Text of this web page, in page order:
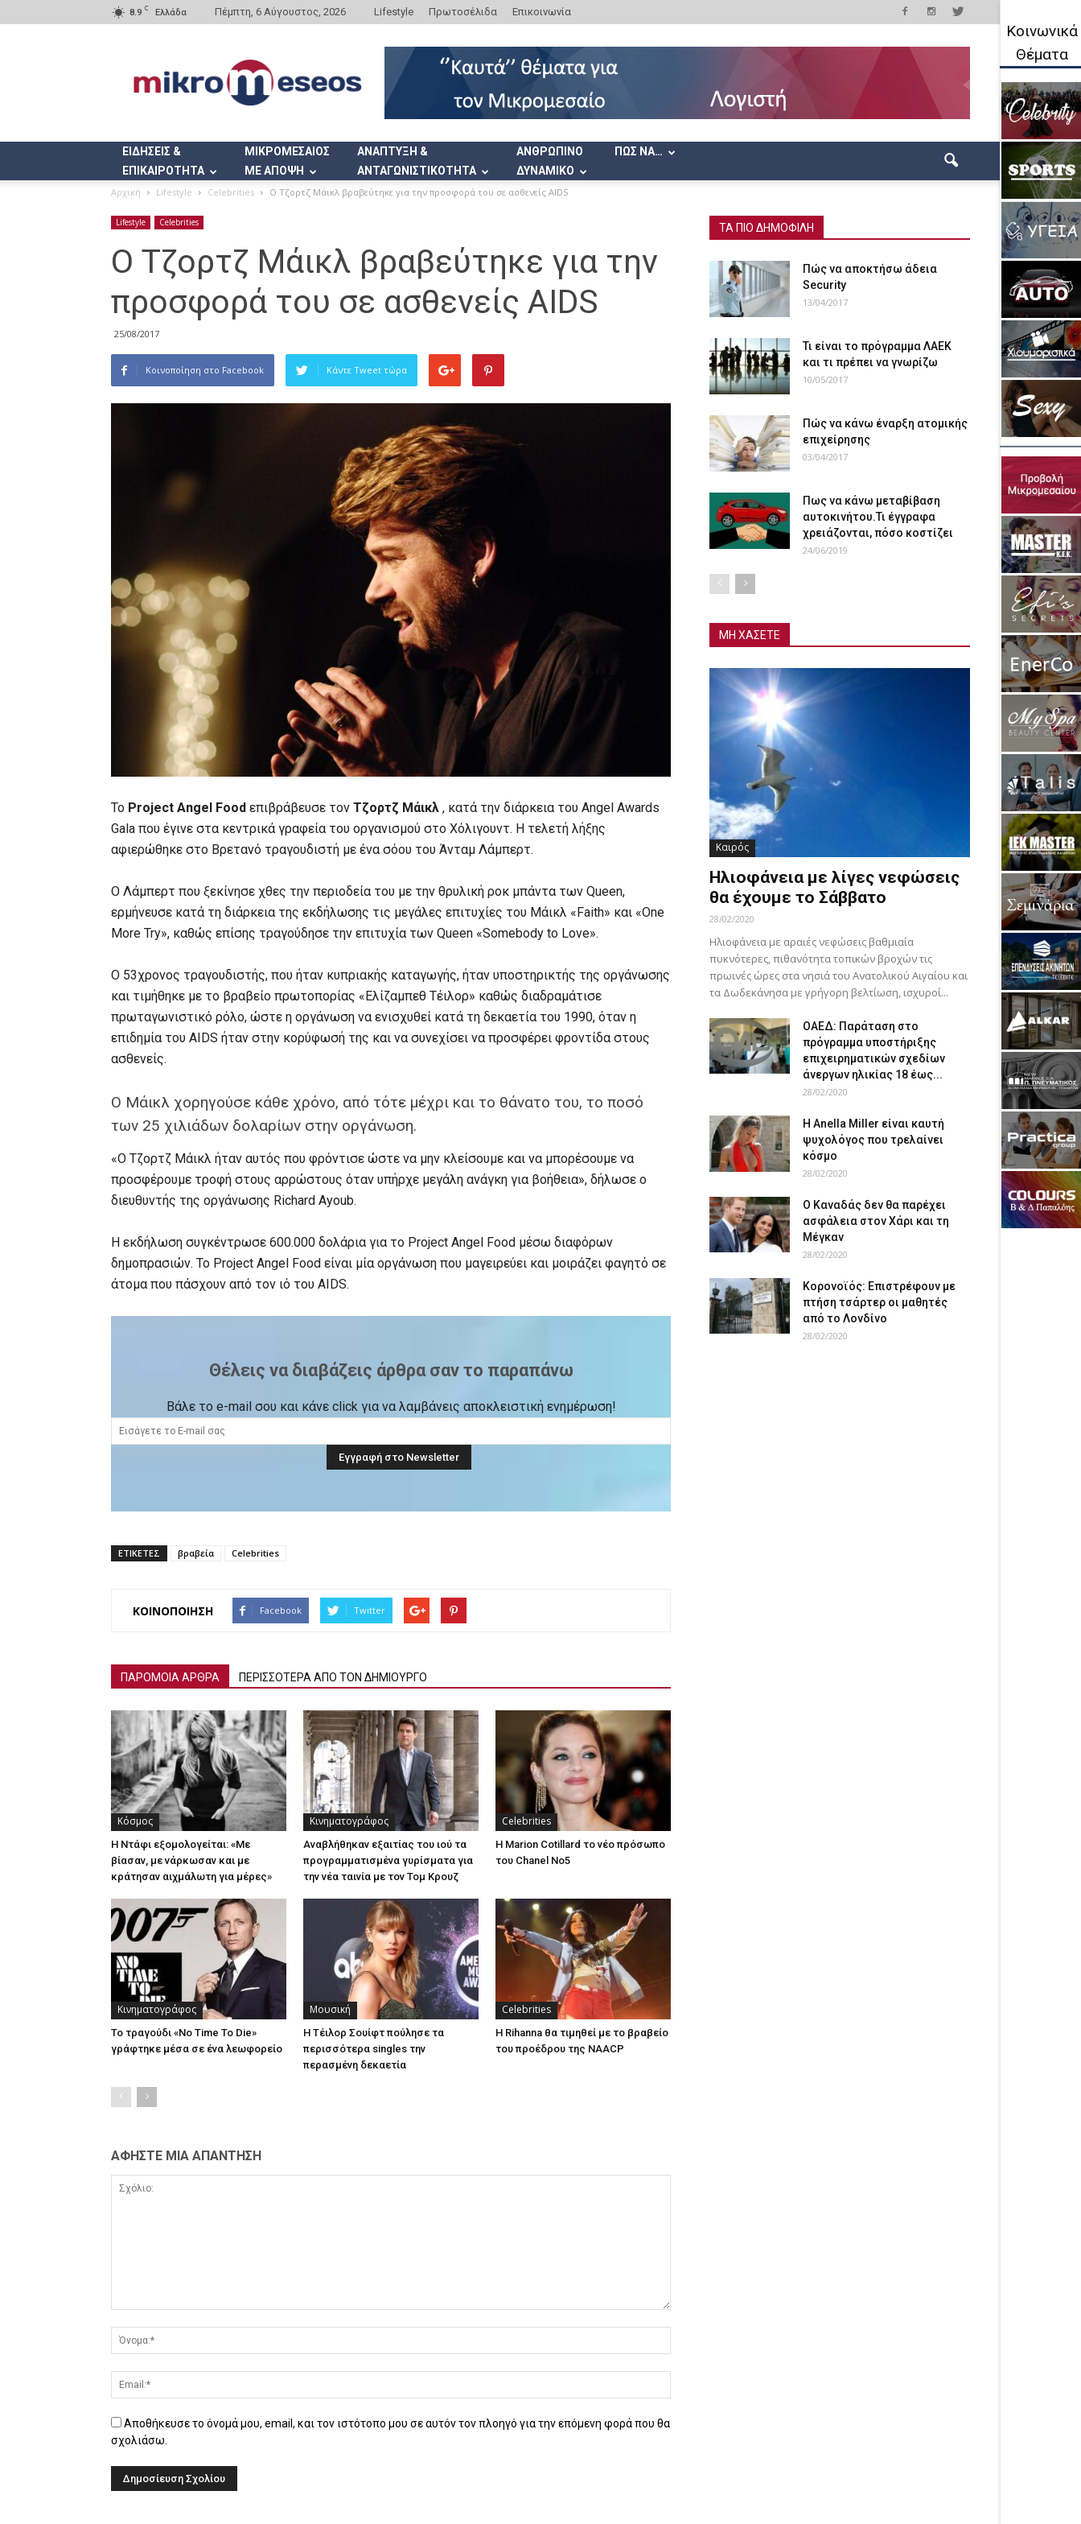
8.9 C Ελλάδα Πέμπτη, 6 Αύγουστος, 2026 Lifestyle Πρωτοσέλιδα Επικοινωνία
ΕΙΔΗΣΕΙΣ &
ΕΠΙΚΑΙΡΟΤΗΤΑ
ΜΙΚΡΟΜΕΣΑΙΟΣ
ΜΕ ΑΠΟΨΗ
ΑΝΑΠΤΥΞΗ &
ΑΝΤΑΓΩΝΙΣΤΙΚΟΤΗΤΑ
ΑΝΘΡΩΠΙΝΟ
ΔΥΝΑΜΙΚΟ
ΠΩΣ ΝΑ…
Αρχική Lifestyle Celebrities Ο Τζορτζ Μάικλ βραβεύτηκε για την προσφορά του σε ασθενείς AIDS
Lifestyle Celebrities
Ο Τζορτζ Μάικλ βραβεύτηκε για την
προσφορά του σε ασθενείς AIDS
25/08/2017
Κοινοποίηση στο Facebook Κάντε Tweet τώρα
Το Project Angel Food επιβράβευσε τον Τζορτζ Μάικλ , κατά την διάρκεια του Angel Awards
Gala που έγινε στα κεντρικά γραφεία του οργανισμού στο Χόλιγουντ. Η τελετή λήξης
αφιερώθηκε στο Βρετανό τραγουδιστή με ένα σόου του Άνταμ Λάμπερτ.
Ο Λάμπερτ που ξεκίνησε χθες την περιοδεία του με την θρυλική ροκ μπάντα των Queen,
ερμήνευσε κατά τη διάρκεια της εκδήλωσης τις μεγάλες επιτυχίες του Μάικλ «Faith» και «One
More Try», καθώς επίσης τραγούδησε την επιτυχία των Queen «Somebody to Love».
Ο 53χρονος τραγουδιστής, που ήταν κυπριακής καταγωγής, ήταν υποστηρικτής της οργάνωσης
και τιμήθηκε με το βραβείο πρωτοπορίας «Ελίζαμπεθ Τέιλορ» καθώς διαδραμάτισε
πρωταγωνιστικό ρόλο, ώστε η οργάνωση να ενισχυθεί κατά τη δεκαετία του 1990, όταν η
επιδημία του AIDS ήταν στην κορύφωσή της και να συνεχίσει να προσφέρει φροντίδα στους
ασθενείς.
Ο Μάικλ χορηγούσε κάθε χρόνο, από τότε μέχρι και το θάνατο του, το ποσό
των 25 χιλιάδων δολαρίων στην οργάνωση.
«Ο Τζορτζ Μάικλ ήταν αυτός που φρόντισε ώστε να μην κλείσουμε και να μπορέσουμε να
προσφέρουμε τροφή στους αρρώστους όταν υπήρχε μεγάλη ανάγκη για βοήθεια», δήλωσε ο
διευθυντής της οργάνωσης Richard Ayoub.
Η εκδήλωση συγκέντρωσε 600.000 δολάρια για το Project Angel Food μέσω διαφόρων
δημοπρασιών. Το Project Angel Food είναι μία οργάνωση που μαγειρεύει και μοιράζει φαγητό σε
άτομα που πάσχουν από τον ιό του AIDS.
Θέλεις να διαβάζεις άρθρα σαν το παραπάνω
Βάλε το e-mail σου και κάνε click για να λαμβάνεις αποκλειστική ενημέρωση!
ΕΤΙΚΕΤΕΣ βραβεία Celebrities
ΚΟΙΝΟΠΟΙΗΣΗ Facebook Twitter
ΠΑΡΟΜΟΙΑ ΑΡΘΡΑ ΠΕΡΙΣΣΟΤΕΡΑ ΑΠΟ ΤΟΝ ΔΗΜΙΟΥΡΓΟ
Κόσμος
H Ντάφι εξομολογείται: «Με
βίασαν, με νάρκωσαν και με
κράτησαν αιχμάλωτη για μέρες»
Κινηματογράφος
Αναβλήθηκαν εξαιτίας του ιού τα
προγραμματισμένα γυρίσματα για
την νέα ταινία με τον Τομ Κρουζ
Celebrities
Η Marion Cotillard το νέο πρόσωπο
του Chanel No5
Κινηματογράφος
Το τραγούδι «No Time To Die»
γράφτηκε μέσα σε ένα λεωφορείο
Μουσική
Η Τέιλορ Σουίφτ πούλησε τα
περισσότερα singles την
περασμένη δεκαετία
Celebrities
Η Rihanna θα τιμηθεί με το βραβείο
του προέδρου της NAACP
ΑΦΗΣΤΕ ΜΙΑ ΑΠΑΝΤΗΣΗ
Αποθήκευσε το όνομά μου, email, και τον ιστότοπο μου σε αυτόν τον πλοηγό για την επόμενη φορά που θα
σχολιάσω.
ΤΑ ΠΙΟ ΔΗΜΟΦΙΛΗ
Πώς να αποκτήσω άδεια
Security
13/04/2017
Τι είναι το πρόγραμμα ΛΑΕΚ
και τι πρέπει να γνωρίζω
10/05/2017
Πώς να κάνω έναρξη ατομικής
επιχείρησης
03/04/2017
Πως να κάνω μεταβίβαση
αυτοκινήτου.Τι έγγραφα
χρειάζονται, πόσο κοστίζει
24/06/2019
ΜΗ ΧΑΣΕΤΕ
Καιρός
Ηλιοφάνεια με λίγες νεφώσεις
θα έχουμε το Σάββατο
28/02/2020
Ηλιοφάνεια με αραιές νεφώσεις βαθμιαία
πυκνότερες, πιθανότητα τοπικών βροχών τις
πρωινές ώρες στα νησιά του Ανατολικού Αιγαίου και
τα Δωδεκάνησα με γρήγορη βελτίωση, ισχυροί...
ΟΑΕΔ: Παράταση στο
πρόγραμμα υποστήριξης
επιχειρηματικών σχεδίων
άνεργων ηλικίας 18 έως...
28/02/2020
Η Anella Miller είναι καυτή
ψυχολόγος που τρελαίνει
κόσμο
28/02/2020
Ο Καναδάς δεν θα παρέχει
ασφάλεια στον Χάρι και τη
Μέγκαν
28/02/2020
Κορονοϊός: Επιστρέφουν με
πτήση τσάρτερ οι μαθητές
από το Λονδίνο
28/02/2020
Κοινωνικά
Θέματα